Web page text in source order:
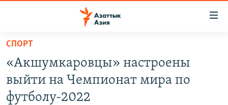
Вернуться
основному
содержанию
Вернутся
КАЗАХСТАН
КЫРГЫЗСТАН
НОВОСТИ
ВОЙНА В УКРАИНЕ
СПОРТ
«Акшумкаровцы» настроены
выйти на Чемпионат мира по
футболу-2022